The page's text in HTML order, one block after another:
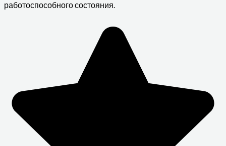
работоспособного состояния.